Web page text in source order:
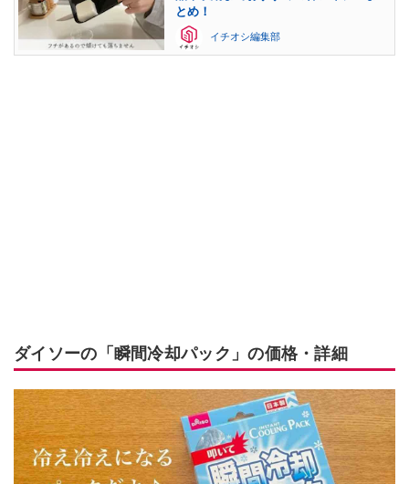
とめ！
イチオシ編集部
ダイソーの「瞬間冷却パック」の価格・詳細